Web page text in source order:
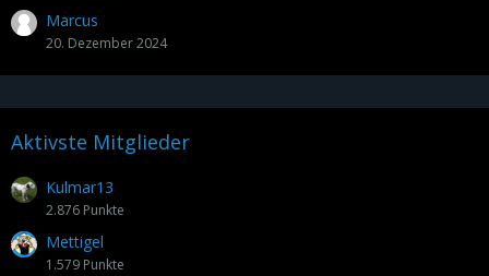
Marcus
20. Dezember 2024
Aktivste Mitglieder
Kulmar13
2.876 Punkte
Mettigel
1.579 Punkte